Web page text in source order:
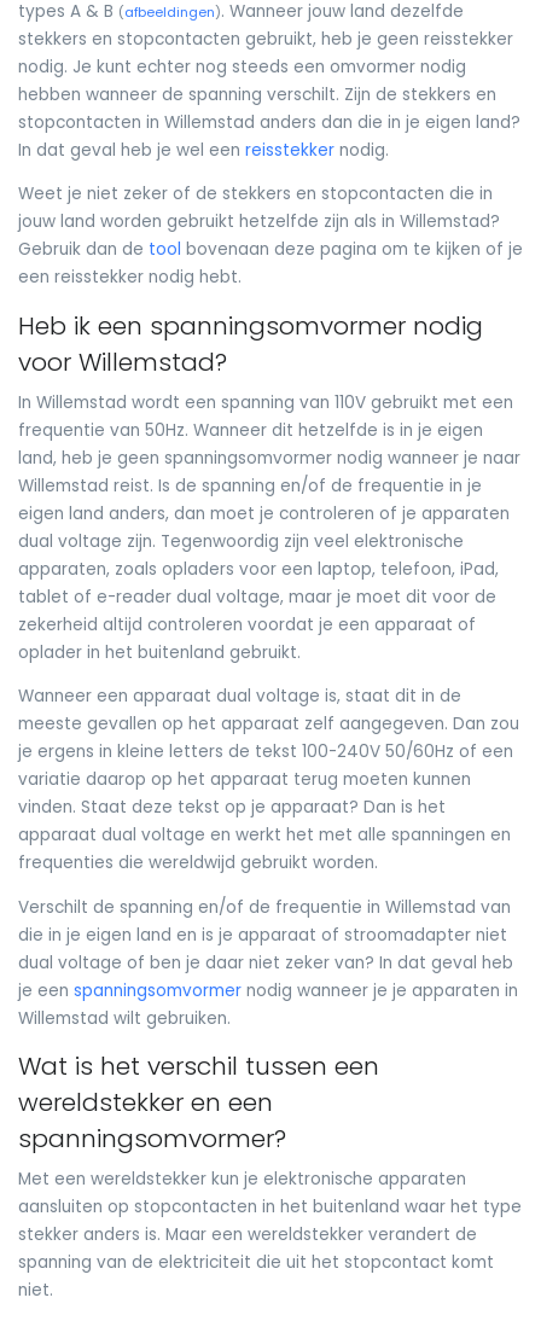
types A & B (afbeeldingen). Wanneer jouw land dezelfde
stekkers en stopcontacten gebruikt, heb je geen reisstekker
nodig. Je kunt echter nog steeds een omvormer nodig
hebben wanneer de spanning verschilt. Zijn de stekkers en
stopcontacten in Willemstad anders dan die in je eigen land?
In dat geval heb je wel een reisstekker nodig.
Weet je niet zeker of de stekkers en stopcontacten die in
jouw land worden gebruikt hetzelfde zijn als in Willemstad?
Gebruik dan de tool bovenaan deze pagina om te kijken of je
een reisstekker nodig hebt.
Heb ik een spanningsomvormer nodig
voor Willemstad?
In Willemstad wordt een spanning van 110V gebruikt met een
frequentie van 50Hz. Wanneer dit hetzelfde is in je eigen
land, heb je geen spanningsomvormer nodig wanneer je naar
Willemstad reist. Is de spanning en/of de frequentie in je
eigen land anders, dan moet je controleren of je apparaten
dual voltage zijn. Tegenwoordig zijn veel elektronische
apparaten, zoals opladers voor een laptop, telefoon, iPad,
tablet of e-reader dual voltage, maar je moet dit voor de
zekerheid altijd controleren voordat je een apparaat of
oplader in het buitenland gebruikt.
Wanneer een apparaat dual voltage is, staat dit in de
meeste gevallen op het apparaat zelf aangegeven. Dan zou
je ergens in kleine letters de tekst 100-240V 50/60Hz of een
variatie daarop op het apparaat terug moeten kunnen
vinden. Staat deze tekst op je apparaat? Dan is het
apparaat dual voltage en werkt het met alle spanningen en
frequenties die wereldwijd gebruikt worden.
Verschilt de spanning en/of de frequentie in Willemstad van
die in je eigen land en is je apparaat of stroomadapter niet
dual voltage of ben je daar niet zeker van? In dat geval heb
je een spanningsomvormer nodig wanneer je je apparaten in
Willemstad wilt gebruiken.
Wat is het verschil tussen een
wereldstekker en een
spanningsomvormer?
Met een wereldstekker kun je elektronische apparaten
aansluiten op stopcontacten in het buitenland waar het type
stekker anders is. Maar een wereldstekker verandert de
spanning van de elektriciteit die uit het stopcontact komt
niet.